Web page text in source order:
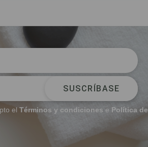
SUSCRÍBASE
el Términos y condiciones e Política de